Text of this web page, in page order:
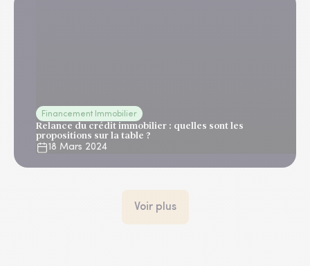
Financement Immobilier
Relance du crédit immobilier : quelles sont les
propositions sur la table ?
18 Mars 2024
Voir plus